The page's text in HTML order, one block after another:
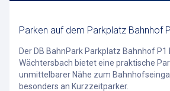
Parken auf dem Parkplatz Bahnhof
Der DB BahnPark Parkplatz Bahnhof P1
Wächtersbach bietet eine praktische
unmittelbarer Nähe zum
besonders an Kurzzeitparker.